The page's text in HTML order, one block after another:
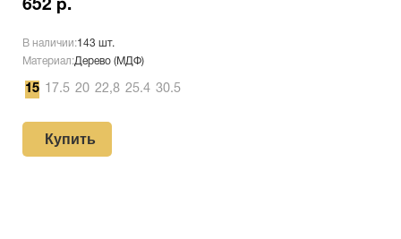
652 р.
В наличии:143 шт.
Материал:Дерево (МДФ)
15 17.5 20 22,8 25.4 30.5
Купить